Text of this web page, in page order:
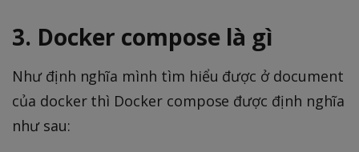
3. Docker compose là gì
Như định nghĩa mình tìm hiểu được ở document
của docker thì Docker compose được định nghĩa
như sau: